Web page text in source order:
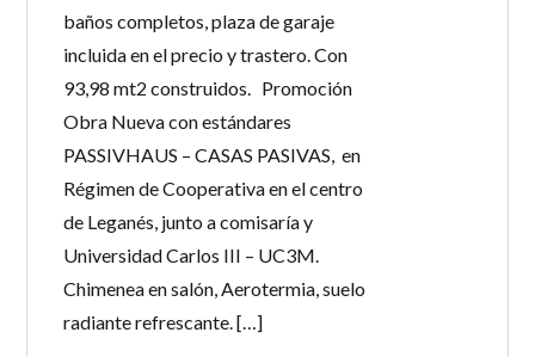
baños completos, plaza de garaje
incluida en el precio y trastero. Con
93,98 mt2 construidos. Promoción
Obra Nueva con estándares
PASSIVHAUS – CASAS PASIVAS, en
Régimen de Cooperativa en el centro
de Leganés, junto a comisaría y
Universidad Carlos III – UC3M.
Chimenea en salón, Aerotermia, suelo
radiante refrescante. […]